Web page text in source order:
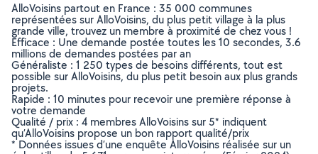
AlloVoisins partout en France : 35 000 communes
représentées sur AlloVoisins, du plus petit village à la plus
grande ville, trouvez un membre à proximité de chez vous !
Efficace : Une demande postée toutes les 10 secondes, 3.6
millions de demandes postées par an
Généraliste : 1 250 types de besoins différents, tout est
possible sur AlloVoisins, du plus petit besoin aux plus grands
projets.
Rapide : 10 minutes pour recevoir une première réponse à
votre demande
Qualité / prix : 4 membres AlloVoisins sur 5* indiquent
qu’AlloVoisins propose un bon rapport qualité/prix
* Données issues d’une enquête AlloVoisins réalisée sur un